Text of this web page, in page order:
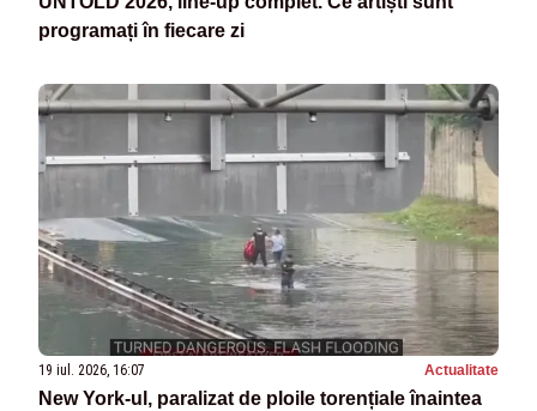
programați în fiecare zi
19 iul. 2026, 16:07 Actualitate
New York-ul, paralizat de ploile torențiale înaintea